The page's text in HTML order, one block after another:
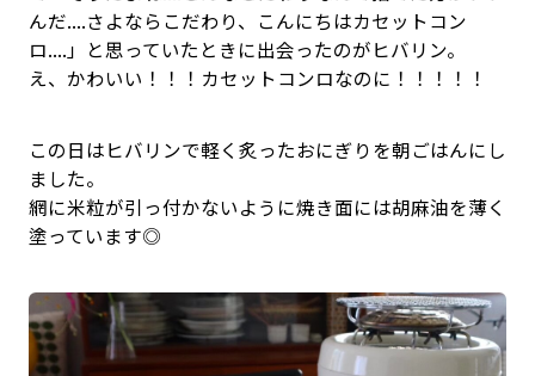
んだ....さよならこだわり、こんにちはカセットコン
ロ....」と思っていたときに出会ったのがヒバリン。
え、かわいい！！！カセットコンロなのに！！！！！
この日はヒバリンで軽く炙ったおにぎりを朝ごはんにし
ました。
網に米粒が引っ付かないように焼き面には胡麻油を薄く
塗っています◎